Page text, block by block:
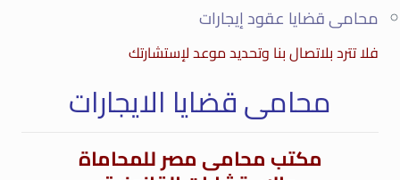
محامى قضايا عقود إيجارات
فلا تترد بلاتصال بنا وتحديد موعد لإستشارتك
محامى قضايا الايجارات
مكتبمحامىمصر للمحاماة